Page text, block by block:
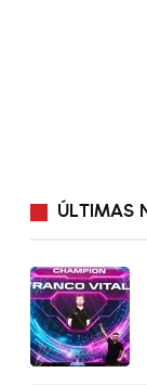
ÚLTIMAS